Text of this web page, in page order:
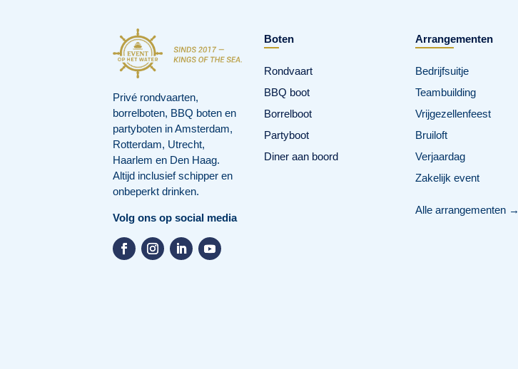
Privé rondvaarten,
borrelboten, BBQ boten en
partyboten in Amsterdam,
Rotterdam, Utrecht,
Haarlem en Den Haag.
Altijd inclusief schipper en
onbeperkt drinken.
Volg ons op social media
Boten
Rondvaart
BBQ boot
Borrelboot
Partyboot
Diner aan boord
Arrangementen
Bedrijfsuitje
Teambuilding
Vrijgezellenfeest
Bruiloft
Verjaardag
Zakelijk event
Alle arrangementen →